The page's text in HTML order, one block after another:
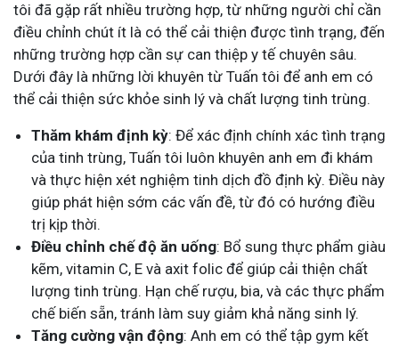
tôi đã gặp rất nhiều trường hợp, từ những người chỉ cần
điều chỉnh chút ít là có thể cải thiện được tình trạng, đến
những trường hợp cần sự can thiệp y tế chuyên sâu.
Dưới đây là những lời khuyên từ Tuấn tôi để anh em có
thể cải thiện sức khỏe sinh lý và chất lượng tinh trùng.
Thăm khám định kỳ: Để xác định chính xác tình trạng
của tinh trùng, Tuấn tôi luôn khuyên anh em đi khám
và thực hiện xét nghiệm tinh dịch đồ định kỳ. Điều này
giúp phát hiện sớm các vấn đề, từ đó có hướng điều
trị kịp thời.
Điều chỉnh chế độ ăn uống: Bổ sung thực phẩm giàu
kẽm, vitamin C, E và axit folic để giúp cải thiện chất
lượng tinh trùng. Hạn chế rượu, bia, và các thực phẩm
chế biến sẵn, tránh làm suy giảm khả năng sinh lý.
Tăng cường vận động: Anh em có thể tập gym kết